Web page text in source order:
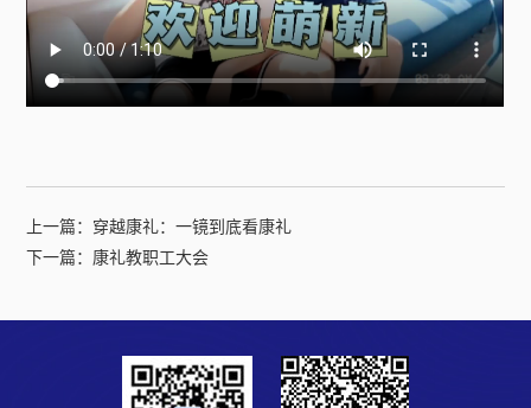
上一篇： 穿越康礼：一镜到底看康礼
下一篇： 康礼教职工大会